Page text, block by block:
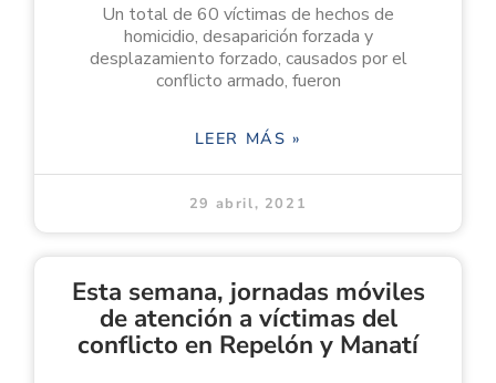
Un total de 60 víctimas de hechos de
homicidio, desaparición forzada y
desplazamiento forzado, causados por el
conflicto armado, fueron
LEER MÁS »
29 abril, 2021
Esta semana, jornadas móviles
de atención a víctimas del
conflicto en Repelón y Manatí